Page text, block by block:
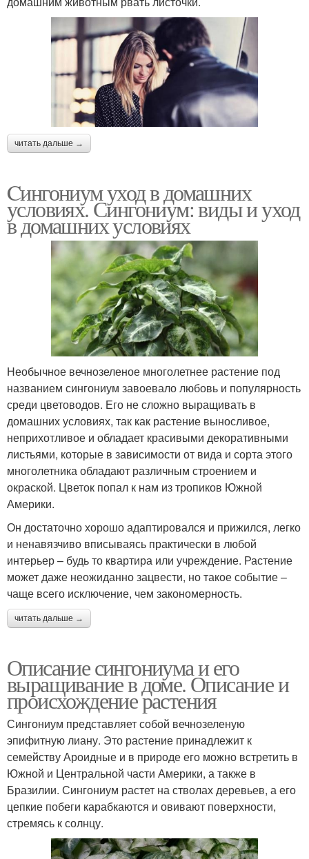
читать дальше →
Cингониум уход в домашних
условиях. Сингониум: виды и уход
в домашних условиях
Необычное вечнозеленое многолетнее растение под
названием сингониум завоевало любовь и популярность
среди цветоводов. Его не сложно выращивать в
домашних условиях, так как растение выносливое,
неприхотливое и обладает красивыми декоративными
листьями, которые в зависимости от вида и сорта этого
многолетника обладают различным строением и
окраской. Цветок попал к нам из тропиков Южной
Америки.
Он достаточно хорошо адаптировался и прижился, легко
и ненавязчиво вписываясь практически в любой
интерьер – будь то квартира или учреждение. Растение
может даже неожиданно зацвести, но такое событие –
чаще всего исключение, чем закономерность.
читать дальше →
Описание сингониума и его
выращивание в доме. Описание и
происхождение растения
Сингониум представляет собой вечнозеленую
эпифитную лиану. Это растение принадлежит к
семейству Ароидные и в природе его можно встретить в
Южной и Центральной части Америки, а также в
Бразилии. Сингониум растет на стволах деревьев, а его
цепкие побеги карабкаются и овивают поверхности,
стремясь к солнцу.